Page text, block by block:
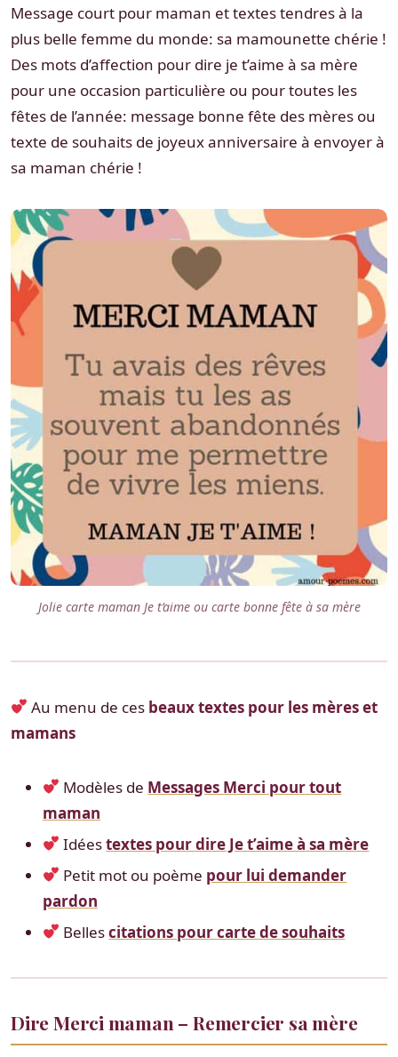
Message court pour maman et textes tendres à la
plus belle femme du monde: sa mamounette chérie !
Des mots d’affection pour dire je t’aime à sa mère
pour une occasion particulière ou pour toutes les
fêtes de l’année: message bonne fête des mères ou
texte de souhaits de joyeux anniversaire à envoyer à
sa maman chérie !
Jolie carte maman Je t’aime ou carte bonne fête à sa mère
Au menu de ces beaux textes pour les mères et
mamans
Modèles de Messages Merci pour tout
maman
Idéestextes pour dire Je t’aime à sa mère
Petit mot ou poème pour lui demander
pardon
Bellescitations pour carte de souhaits
Dire Merci maman – Remercier sa mère